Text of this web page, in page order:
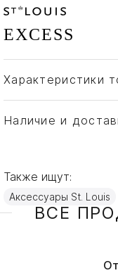
EXCESS
Характеристики
Бренд
Страна
Наличие и
Также ищут:
Аксессуары St. Louis
ВСЕ